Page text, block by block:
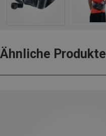
Ähnliche Produkte